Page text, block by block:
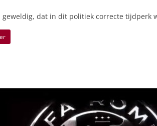
geweldig, dat in dit politiek correcte tijdperk